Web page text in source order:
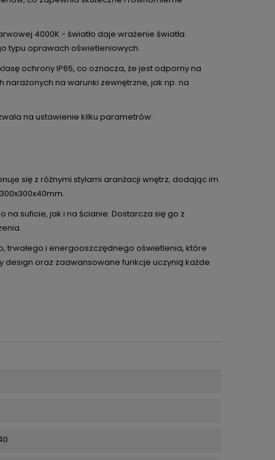
4000K - światło daje wrażenie światła
typu oprawach oświetleniowych.
ochrony IP65, co oznacza, że jest odporny na
na warunki zewnętrzne, jak np. na
na ustawienie kilku parametrów:
się z różnymi stylami aranżacji wnętrz, dodając im
na suficie, jak i na ścianie. Dostarcza się go z
trwałego i energooszczędnego oświetlenia, które
oraz zaawansowane funkcje uczynią każde